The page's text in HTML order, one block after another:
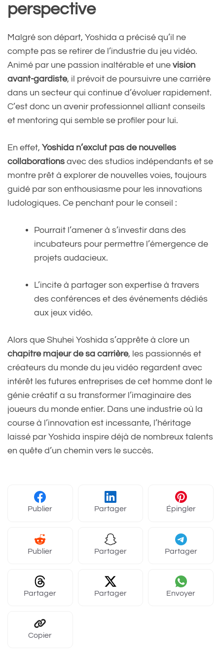
perspective
Malgré son départ, Yoshida a précisé qu’il ne
compte pas se retirer de l’industrie du jeu vidéo.
Animé par une passion inaltérable et une vision
avant-gardiste, il prévoit de poursuivre une carrière
dans un secteur qui continue d’évoluer rapidement.
C’est donc un avenir professionnel alliant conseils
et mentoring qui semble se profiler pour lui.
En effet, Yoshida n’exclut pas de nouvelles
collaborations avec des studios indépendants et se
montre prêt à explorer de nouvelles voies, toujours
guidé par son enthousiasme pour les innovations
ludologiques. Ce penchant pour le conseil :
Pourrait l’amener à s’investir dans des
incubateurs pour permettre l’émergence de
projets audacieux.
L’incite à partager son expertise à travers
des conférences et des événements dédiés
aux jeux vidéo.
Alors que Shuhei Yoshida s’apprête à clore un
chapitre majeur de sa carrière, les passionnés et
créateurs du monde du jeu vidéo regardent avec
intérêt les futures entreprises de cet homme dont le
génie créatif a su transformer l’imaginaire des
joueurs du monde entier. Dans une industrie où la
course à l’innovation est incessante, l’héritage
laissé par Yoshida inspire déjà de nombreux talents
en quête d’un chemin vers le succès.
Publier Partager Épingler
Publier Partager Partager
Partager Partager Envoyer
Copier